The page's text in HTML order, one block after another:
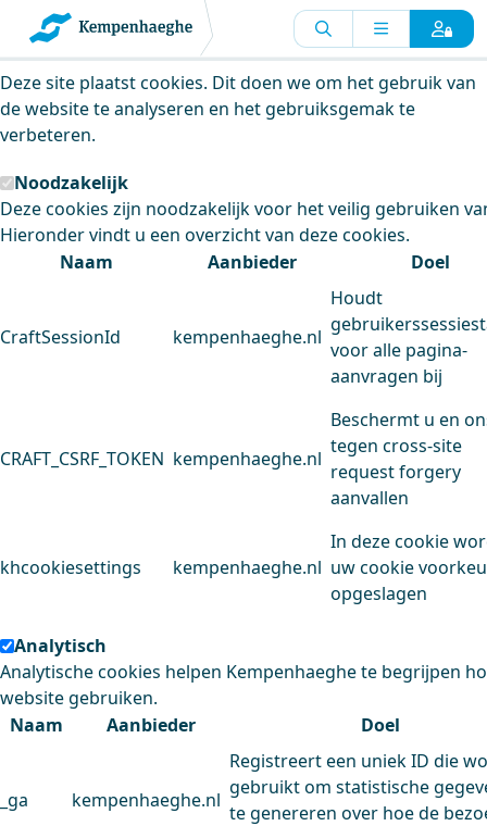
Kempenhaeghe maakt gebruik van
cookies
Deze site plaatst cookies. Dit doen we om het gebruik van
de website te analyseren en het gebruiksgemak te
verbeteren.
Noodzakelijk
Deze cookies zijn noodzakelijk voor het veilig gebruiken
Hieronder vindt u een overzicht van deze cookies.
Naam
Aanbieder Doel
CraftSessionId kempenhaeghe.nl
Houdt
voor alle pagina-
aanvragen bij
CRAFT_CSRF_TOKEN kempenhaeghe.nl
Beschermt u en
tegen cross-site
request forgery
aanvallen
khcookiesettings kempenhaeghe.nl
In deze cookie
uw cookie
opgeslagen
Analytisch
Analytische cookies helpen Kempenhaeghe te begrijpen
website gebruiken.
Naam
Aanbieder Doel
_ga kempenhaeghe.nl
Registreert een uniek ID die
gebruikt om statistische
te genereren over hoe de